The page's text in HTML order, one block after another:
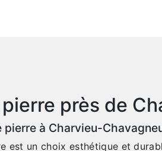
près de
pierre à Charvieu-
est un choix esthétique et